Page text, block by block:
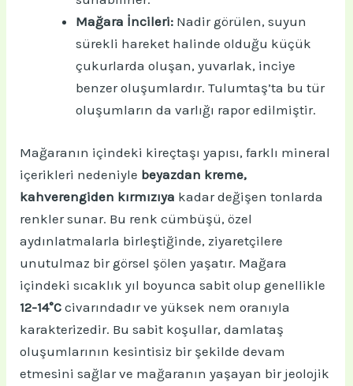
Mağara İncileri: Nadir görülen, suyun
sürekli hareket halinde olduğu küçük
çukurlarda oluşan, yuvarlak, inciye
benzer oluşumlardır. Tulumtaş’ta bu tür
oluşumların da varlığı rapor edilmiştir.
Mağaranın içindeki kireçtaşı yapısı, farklı mineral
içerikleri nedeniyle beyazdan kreme,
kahverengiden kırmızıya kadar değişen tonlarda
renkler sunar. Bu renk cümbüşü, özel
aydınlatmalarla birleştiğinde, ziyaretçilere
unutulmaz bir görsel şölen yaşatır. Mağara
içindeki sıcaklık yıl boyunca sabit olup genellikle
12-14°C civarındadır ve yüksek nem oranıyla
karakterizedir. Bu sabit koşullar, damlataş
oluşumlarının kesintisiz bir şekilde devam
etmesini sağlar ve mağaranın yaşayan bir jeolojik